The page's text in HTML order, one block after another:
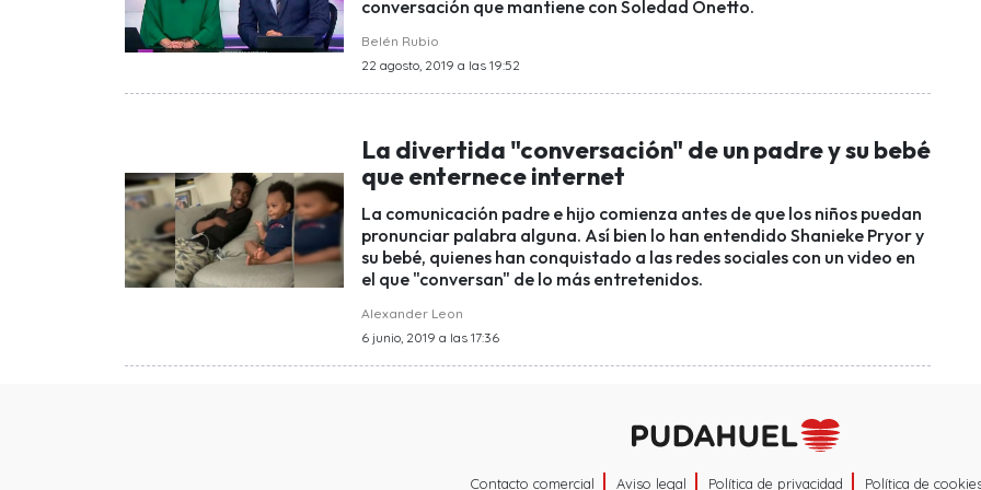
conversación que mantiene con Soledad Onetto.
Belén Rubio
22 agosto, 2019 a las 19:52
La divertida "conversación" de un padre y su bebé
que enternece internet
La comunicación padre e hijo comienza antes de que los niños puedan
pronunciar palabra alguna. Así bien lo han entendido Shanieke Pryor y
su bebé, quienes han conquistado a las redes sociales con un video en
el que "conversan" de lo más entretenidos.
Alexander Leon
6 junio, 2019 a las 17:36
Contacto comercial Aviso legal Política de privacidad Política de